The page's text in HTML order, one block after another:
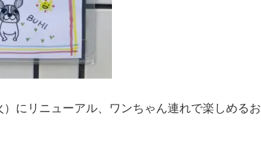
にリニューアル、ワンちゃん連れで楽しめるお